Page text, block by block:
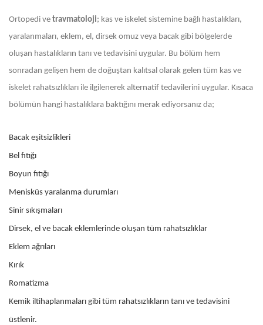
Ortopedi ve travmatoloji; kas ve iskelet sistemine bağlı hastalıkları,
yaralanmaları, eklem, el, dirsek omuz veya bacak gibi bölgelerde
oluşan hastalıkların tanı ve tedavisini uygular. Bu bölüm hem
sonradan gelişen hem de doğuştan kalıtsal olarak gelen tüm kas ve
iskelet rahatsızlıkları ile ilgilenerek alternatif tedavilerini uygular. Kısaca
bölümün hangi hastalıklara baktığını merak ediyorsanız da;
Bacak eşitsizlikleri
Bel fıtığı
Boyun fıtığı
Menisküs yaralanma durumları
Sinir sıkışmaları
Dirsek, el ve bacak eklemlerinde oluşan tüm rahatsızlıklar
Eklem ağrıları
Kırık
Romatizma
Kemik iltihaplanmaları gibi tüm rahatsızlıkların tanı ve tedavisini
üstlenir.